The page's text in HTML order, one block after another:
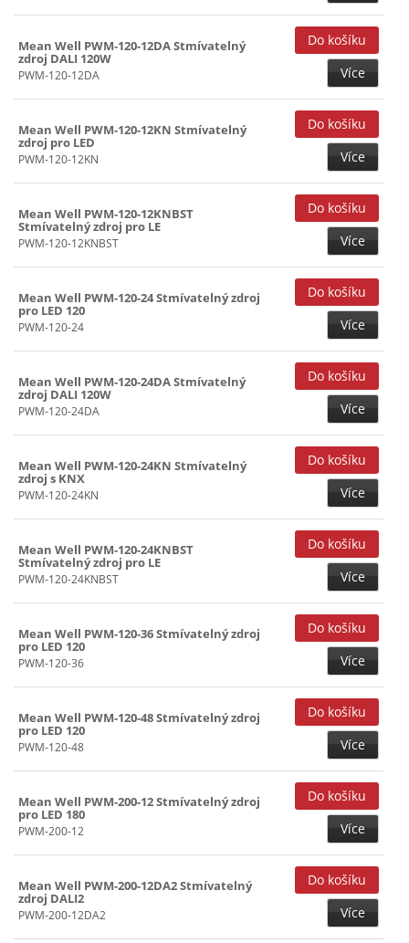
Mean Well PWM-120-12DA Stmívatelný
zdroj DALI 120W
PWM-120-12DA Více
Mean Well PWM-120-12KN Stmívatelný
zdroj pro LED
PWM-120-12KN Více
Mean Well PWM-120-12KNBST
Stmívatelný zdroj pro LE
PWM-120-12KNBST Více
Mean Well PWM-120-24 Stmívatelný zdroj
pro LED 120
PWM-120-24 Více
Mean Well PWM-120-24DA Stmívatelný
zdroj DALI 120W
PWM-120-24DA Více
Mean Well PWM-120-24KN Stmívatelný
zdroj s KNX
PWM-120-24KN Více
Mean Well PWM-120-24KNBST
Stmívatelný zdroj pro LE
PWM-120-24KNBST Více
Mean Well PWM-120-36 Stmívatelný zdroj
pro LED 120
PWM-120-36 Více
Mean Well PWM-120-48 Stmívatelný zdroj
pro LED 120
PWM-120-48 Více
Mean Well PWM-200-12 Stmívatelný zdroj
pro LED 180
PWM-200-12 Více
Mean Well PWM-200-12DA2 Stmívatelný
zdroj DALI2
PWM-200-12DA2 Více